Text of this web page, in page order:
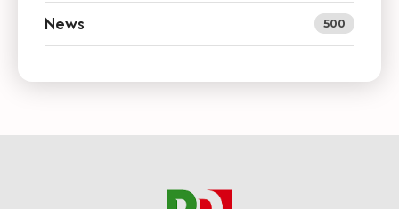
News 500